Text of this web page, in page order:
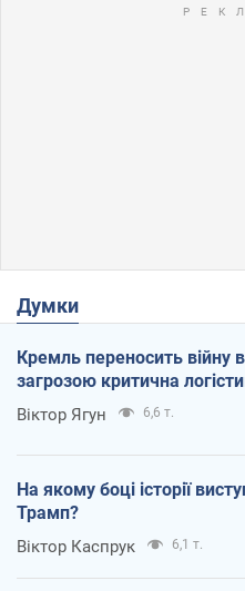
Думки
Кремль переносить війну
загрозою критична
Віктор Ягун 6,6 т.
На якому боці історії
Трамп?
Віктор Каспрук 6,1 т.